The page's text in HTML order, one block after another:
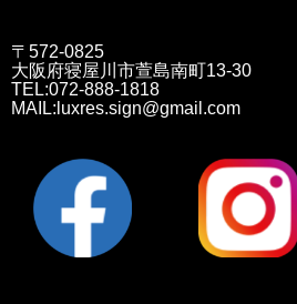
〒572-0825
大阪府寝屋川市萱島南町13-30
TEL:072-888-1818
MAIL:luxres.sign@gmail.com